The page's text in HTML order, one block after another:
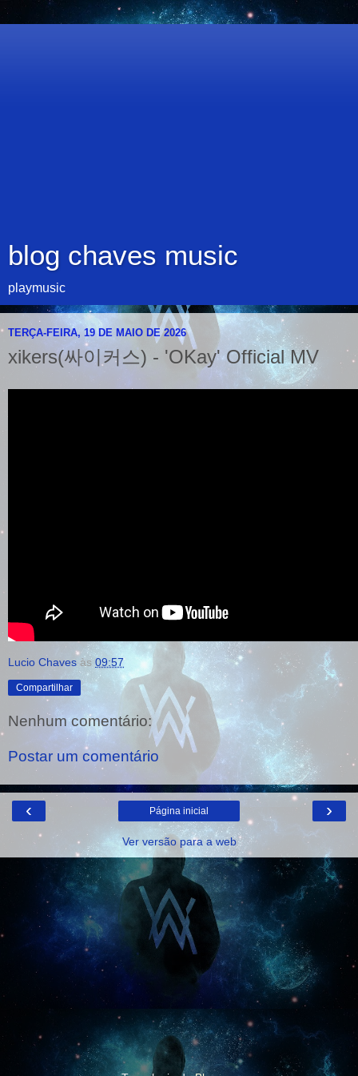
blog chaves music
playmusic
TERÇA-FEIRA, 19 DE MAIO DE 2026
xikers(싸이커스) - 'OKay' Official MV
Lucio Chaves às 09:57
Compartilhar
Nenhum comentário:
Postar um comentário
‹ ›
Página inicial
Ver versão para a web